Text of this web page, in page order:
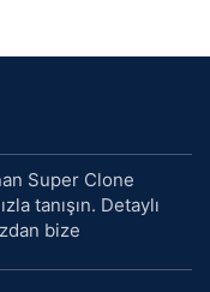
Super Clone
tanışın. Detaylı
bize